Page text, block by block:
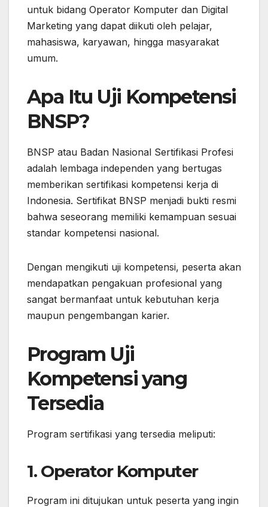
untuk bidang Operator Komputer dan Digital
Marketing yang dapat diikuti oleh pelajar,
mahasiswa, karyawan, hingga masyarakat
umum.
Apa Itu Uji Kompetensi
BNSP?
BNSP atau Badan Nasional Sertifikasi Profesi
adalah lembaga independen yang bertugas
memberikan sertifikasi kompetensi kerja di
Indonesia. Sertifikat BNSP menjadi bukti resmi
bahwa seseorang memiliki kemampuan sesuai
standar kompetensi nasional.
Dengan mengikuti uji kompetensi, peserta akan
mendapatkan pengakuan profesional yang
sangat bermanfaat untuk kebutuhan kerja
maupun pengembangan karier.
Program Uji
Kompetensi yang
Tersedia
Program sertifikasi yang tersedia meliputi:
1. Operator Komputer
Program ini ditujukan untuk peserta yang ingin